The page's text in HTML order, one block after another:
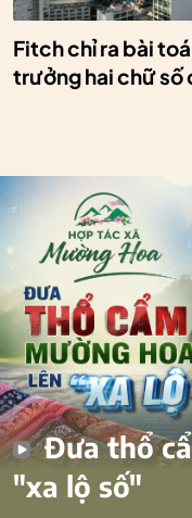
Fitch chỉ ra bài
trưởng hai chữ số
Đưa thổ
"xa lộ số"